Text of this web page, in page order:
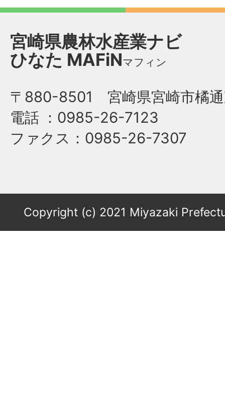
宮崎県農林水産業ナビ
ひなた MAFiNマフィン
〒880-8501 宮崎県宮崎市橘通
電話 ：0985-26-7123
ファクス ：0985-26-7307
Copyright (c) 2021 Miyazaki